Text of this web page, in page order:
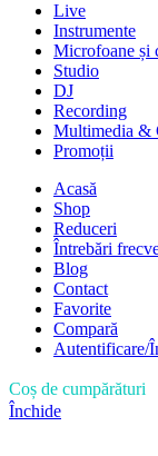
Live
Instrumente
Microfoane și
Studio
DJ
Recording
Multimedia &
Promoții
Acasă
Shop
Reduceri
Întrebări
Blog
Contact
Favorite
Compară
Autentificare/
Coș de cumpărături
Închide